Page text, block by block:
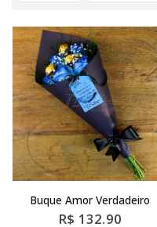
Buque Amor Verdadeiro
R$ 132.90